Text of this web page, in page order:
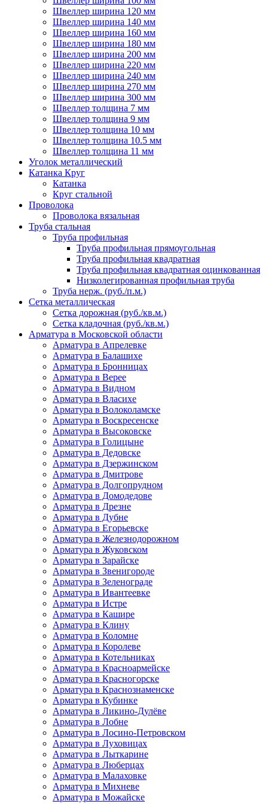
Швеллер ширина 120 мм
Швеллер ширина 140 мм
Швеллер ширина 160 мм
Швеллер ширина 180 мм
Швеллер ширина 200 мм
Швеллер ширина 220 мм
Швеллер ширина 240 мм
Швеллер ширина 270 мм
Швеллер ширина 300 мм
Швеллер толщина 7 мм
Швеллер толщина 9 мм
Швеллер толщина 10 мм
Швеллер толщина 10.5 мм
Швеллер толщина 11 мм
Уголок металлический
Катанка Круг
Катанка
Круг стальной
Проволока
Проволока вязальная
Труба стальная
Труба профильная
Труба профильная прямоугольная
Труба профильная квадратная
Труба профильная квадратная оцинкованная
Низколегированная профильная труба
Труба нерж. (руб./п.м.)
Сетка металлическая
Сетка дорожная (руб./кв.м.)
Сетка кладочная (руб./кв.м.)
Арматура в Московской области
Арматура в Апрелевке
Арматура в Балашихе
Арматура в Бронницах
Арматура в Верее
Арматура в Видном
Арматура в Власихе
Арматура в Волоколамске
Арматура в Воскресенске
Арматура в Высоковске
Арматура в Голицыне
Арматура в Дедовске
Арматура в Дзержинском
Арматура в Дмитрове
Арматура в Долгопрудном
Арматура в Домодедове
Арматура в Дрезне
Арматура в Дубне
Арматура в Егорьевске
Арматура в Железнодорожном
Арматура в Жуковском
Арматура в Зарайске
Арматура в Звенигороде
Арматура в Зеленограде
Арматура в Ивантеевке
Арматура в Истре
Арматура в Кашире
Арматура в Клину
Арматура в Коломне
Арматура в Королеве
Арматура в Котельниках
Арматура в Красноармейске
Арматура в Красногорске
Арматура в Краснознаменске
Арматура в Кубинке
Арматура в Ликино-Дулёве
Арматура в Лобне
Арматура в Лосино-Петровском
Арматура в Луховицах
Арматура в Лыткарине
Арматура в Люберцах
Арматура в Малаховке
Арматура в Михневе
Арматура в Можайске